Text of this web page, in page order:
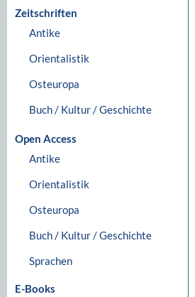
Zeitschriften
Antike
Orientalistik
Osteuropa
Buch / Kultur / Geschichte
Open Access
Antike
Orientalistik
Osteuropa
Buch / Kultur / Geschichte
Sprachen
E-Books